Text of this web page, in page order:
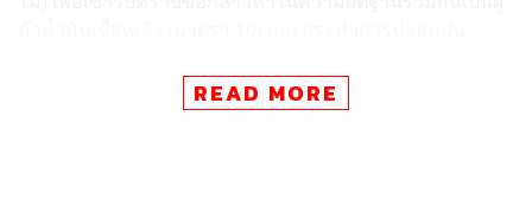
พ.ร.บ.การค้าน้ำมันเชื้อเพลิง พ.ศ. 2543
READ MORE